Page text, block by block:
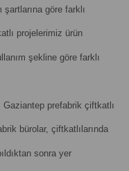
göre farklı
projelerimiz ürün
şekline göre farklı
prefabrik çiftkatlı
bürolar, çiftkatlılarında
sonra yer